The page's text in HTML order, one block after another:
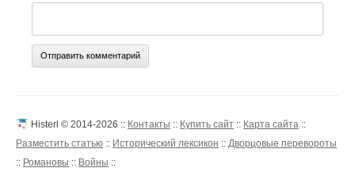
Histerl © 2014-2026 :: Контакты :: Купить сайт :: Карта сайта ::
Разместить статью :: Исторический лексикон :: Дворцовые перевороты
:: Романовы :: Войны ::